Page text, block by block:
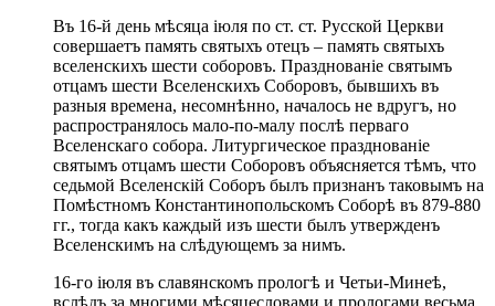
Въ 16-й день мѣсяца іюля по ст. ст. Русской Церкви
совершаетъ память святыхъ отецъ – память святыхъ
вселенскихъ шести соборовъ. Празднованіе святымъ
отцамъ шести Вселенскихъ Соборовъ, бывшихъ въ
разныя времена, несомнѣнно, началось не вдругъ, но
распространялось мало-по-малу послѣ перваго
Вселенскаго собора. Литургическое празднованіе
святымъ отцамъ шести Соборовъ объясняется тѣмъ, что
седьмой Вселенскій Соборъ былъ признанъ таковымъ на
Помѣстномъ Константинопольскомъ Соборѣ въ 879-880
гг., тогда какъ каждый изъ шести былъ утвержденъ
Вселенскимъ на слѣдующемъ за нимъ.
16-го іюля въ славянскомъ прологѣ и Четьи-Минеѣ,